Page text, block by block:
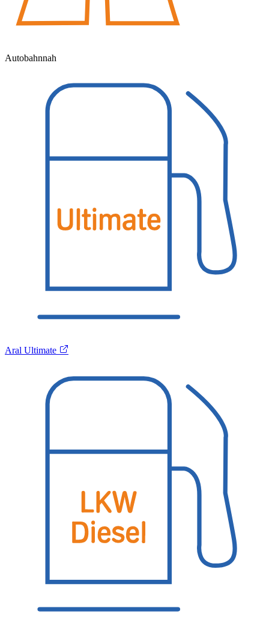
Autobahnnah
Aral Ultimate